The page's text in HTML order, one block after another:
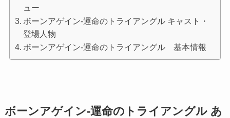
ュー
ボーンアゲイン-運命のトライアングル キャスト・
登場人物
ボーンアゲイン-運命のトライアングル 基本情報
ボーンアゲイン-運命のトライアングル あ